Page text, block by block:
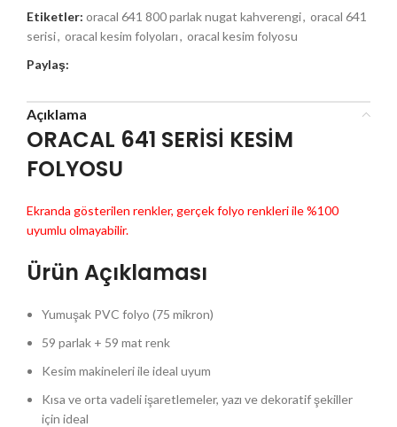
Etiketler: oracal 641 800 parlak nugat kahverengi, oracal 641
serisi, oracal kesim folyoları, oracal kesim folyosu
Paylaş:
Açıklama
ORACAL 641 SERİSİ KESİM
FOLYOSU
Ekranda gösterilen renkler, gerçek folyo renkleri ile %100
uyumlu olmayabilir.
Ürün Açıklaması
Yumuşak PVC folyo (75 mikron)
59 parlak + 59 mat renk
Kesim makineleri ile ideal uyum
Kısa ve orta vadeli işaretlemeler, yazı ve dekoratif şekiller
için ideal